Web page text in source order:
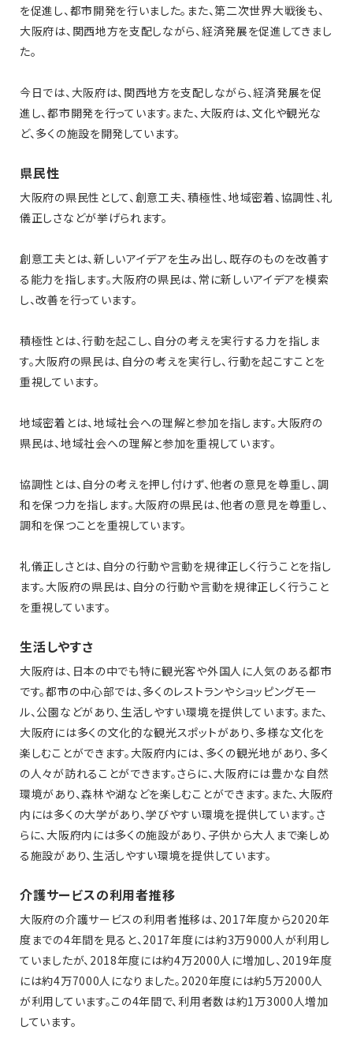
を促進し、都市開発を行いました。また、第二次世界大戦後も、
大阪府は、関西地方を支配しながら、経済発展を促進してきまし
た。
今日では、大阪府は、関西地方を支配しながら、経済発展を促
進し、都市開発を行っています。また、大阪府は、文化や観光な
ど、多くの施設を開発しています。
県民性
大阪府の県民性として、創意工夫、積極性、地域密着、協調性、礼
儀正しさなどが挙げられます。
創意工夫とは、新しいアイデアを生み出し、既存のものを改善す
る能力を指します。大阪府の県民は、常に新しいアイデアを模索
し、改善を行っています。
積極性とは、行動を起こし、自分の考えを実行する力を指しま
す。大阪府の県民は、自分の考えを実行し、行動を起こすことを
重視しています。
地域密着とは、地域社会への理解と参加を指します。大阪府の
県民は、地域社会への理解と参加を重視しています。
協調性とは、自分の考えを押し付けず、他者の意見を尊重し、調
和を保つ力を指します。大阪府の県民は、他者の意見を尊重し、
調和を保つことを重視しています。
礼儀正しさとは、自分の行動や言動を規律正しく行うことを指し
ます。大阪府の県民は、自分の行動や言動を規律正しく行うこと
を重視しています。
生活しやすさ
大阪府は、日本の中でも特に観光客や外国人に人気のある都市
です。都市の中心部では、多くのレストランやショッピングモー
ル、公園などがあり、生活しやすい環境を提供しています。また、
大阪府には多くの文化的な観光スポットがあり、多様な文化を
楽しむことができます。大阪府内には、多くの観光地があり、多く
の人々が訪れることができます。さらに、大阪府には豊かな自然
環境があり、森林や湖などを楽しむことができます。また、大阪府
内には多くの大学があり、学びやすい環境を提供しています。さ
らに、大阪府内には多くの施設があり、子供から大人まで楽しめ
る施設があり、生活しやすい環境を提供しています。
介護サービスの利用者推移
大阪府の介護サービスの利用者推移は、2017年度から2020年
度までの4年間を見ると、2017年度には約3万9000人が利用し
ていましたが、2018年度には約4万2000人に増加し、2019年度
には約4万7000人になりました。2020年度には約5万2000人
が利用しています。この4年間で、利用者数は約1万3000人増加
しています。